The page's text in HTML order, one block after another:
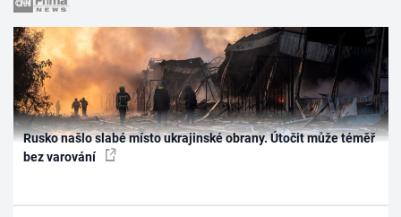
Rusko našlo slabé místo ukrajinské obrany. Útočit může téměř
bez varování